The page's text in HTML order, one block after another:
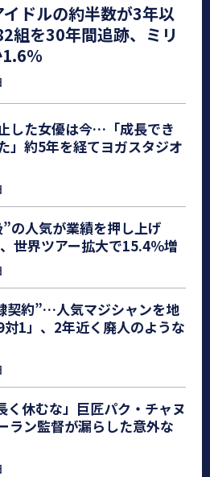
イドルの約半数が3年以
組を30年間追跡、ミリ
％
した女優は今…「成長でき
」約5年を経てヨガスタジオ
の人気が業績を押し上げ
世界ツアー拡大で15.4％増
契約”…人気マジシャンを地
1」、2年近く廃人のような
く休むな」巨匠パク・チャヌ
ラン監督が漏らした意外な